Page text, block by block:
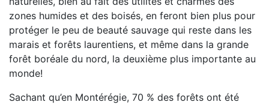
zones humides et des boisés, en feront bien plus pour
protéger le peu de beauté sauvage qui reste dans les
marais et forêts laurentiens, et même dans la grande
forêt boréale du nord, la deuxième plus importante au
monde!
Sachant qu’en Montérégie, 70 % des forêts ont été